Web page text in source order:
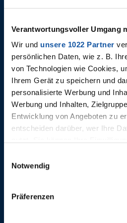
Verantwortungsvoller Umgang
Wir und unsere 1022 Partner
persönlichen Daten, wie z. B.
von Technologien wie Cookies,
Ihrem Gerät zu speichern und
personalisierte Werbung und
Werbung und Inhalten,
Entwicklung von Angeboten zu
entscheiden darüber, wer Ihre
Trigger Symbol ändern oder
Informationen über Ihre
Notwendig
Präferenzen
Karriere-
Toto vor